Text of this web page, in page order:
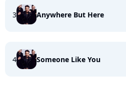
3 Anywhere But Here
4 Someone Like You